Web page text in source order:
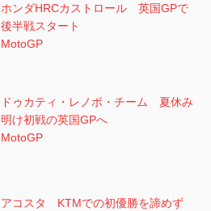
ホンダHRCカストロール 英国GPで
後半戦スタート
MotoGP
ドゥカティ・レノボ・チーム 夏休み
明け初戦の英国GPへ
MotoGP
アコスタ KTMでの初優勝を諦めず